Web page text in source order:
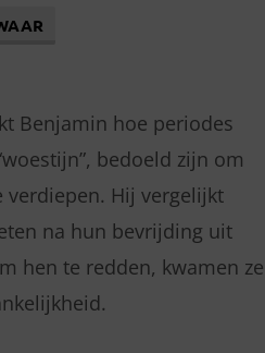
Benjamin hoe periodes
bedoeld zijn om
verdiepen. Hij vergelijkt
na hun bevrijding uit
hen te redden, kwamen ze